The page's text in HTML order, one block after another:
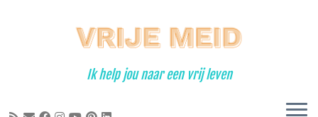
Ik help jou naar een vrij leven